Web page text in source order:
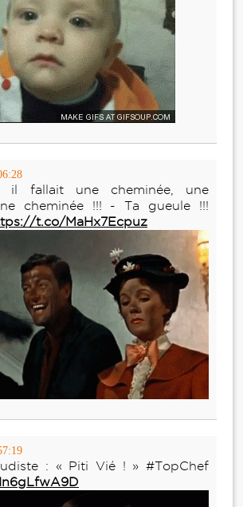
fallait une cheminée, une
cheminée !!! - Ta gueule !!!
t.co/MaHx7Ecpuz
: « Piti Vié ! » #TopChef